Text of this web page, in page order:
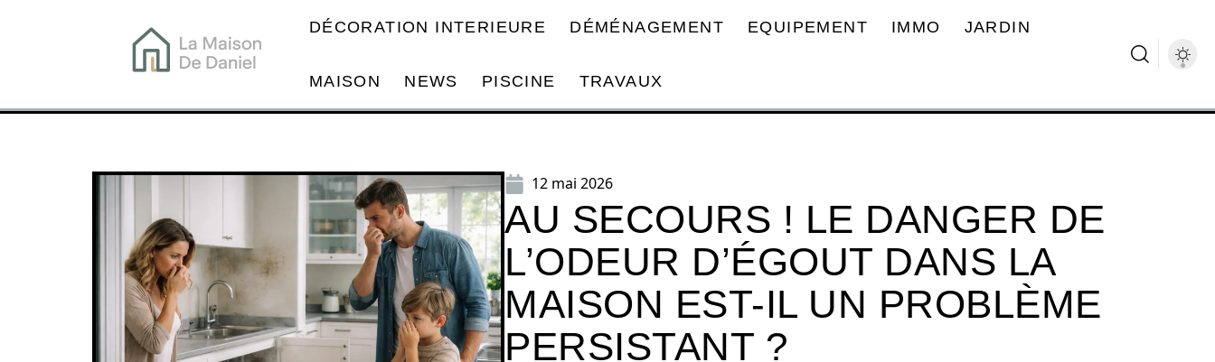
DÉCORATION INTERIEURE DÉMÉNAGEMENT EQUIPEMENT IMMO JARDIN
MAISON NEWS PISCINE TRAVAUX
12 mai 2026
AU SECOURS ! LE DANGER DE
L’ODEUR D’ÉGOUT DANS LA
MAISON EST-IL UN PROBLÈME
PERSISTANT ?